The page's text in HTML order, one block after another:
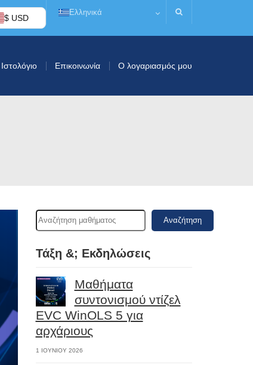
$ USD
Ελληνικά
Ιστολόγιο Επικοινωνία Ο λογαριασμός μου
Αναζήτηση
Τάξη &; Εκδηλώσεις
Μαθήματα
συντονισμού ντίζελ
EVC WinOLS 5 για
αρχάριους
1 ΙΟΥΝΊΟΥ 2026